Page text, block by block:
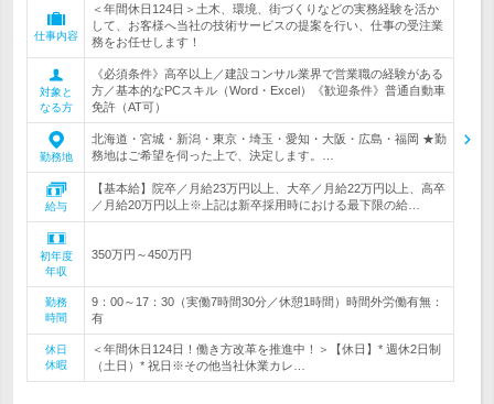
仕事内容
＜年間休日124日＞土木、環境、街づくりなどの実務経験を活か
して、お客様へ当社の技術サービスの提案を行い、仕事の受注業
務をお任せします！
対象と
なる方
《必須条件》高卒以上／建設コンサル業界で営業職の経験がある
方／基本的なPCスキル（Word・Excel）《歓迎条件》普通自動車
免許（AT可）
勤務地
北海道・宮城・新潟・東京・埼玉・愛知・大阪・広島・福岡 ★勤
務地はご希望を伺った上で、決定します。…
給与
【基本給】院卒／月給23万円以上、大卒／月給22万円以上、高卒
／月給20万円以上※上記は新卒採用時における最下限の給…
初年度
年収
350万円～450万円
勤務
時間
9：00～17：30（実働7時間30分／休憩1時間）時間外労働有無：
有
休日
休暇
＜年間休日124日！働き方改革を推進中！＞【休日】* 週休2日制
（土日）* 祝日※その他当社休業カレ…